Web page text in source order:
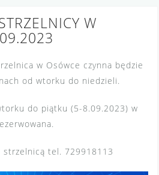
W
w Osówce czynna będzie
od wtorku do niedzieli.
do piątku (5-8.09.2023) w
strzelnicą tel. 729918113